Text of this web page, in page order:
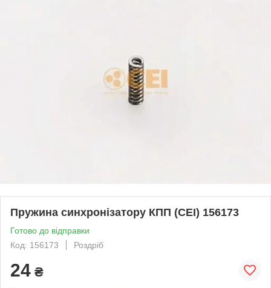
Пружина синхронізатору КПП (CEI) 156173
Готово до відправки
Код: 156173
Роздріб
24 ₴